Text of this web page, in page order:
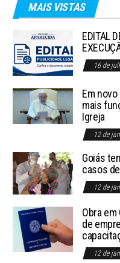
MAIS VISTAS
EDITAL
16 de
Em
mais
Igreja
12 de
Goiás
casos
12 de
Obra
de
12 de